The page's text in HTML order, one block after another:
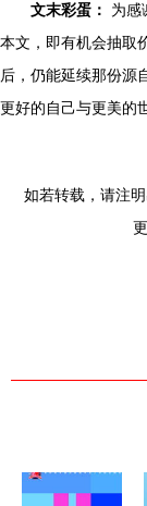
文末彩蛋：
为感
本文，即有机会抽取
后，仍能延续那份源
更好的自己与更美的
如若转载，请注